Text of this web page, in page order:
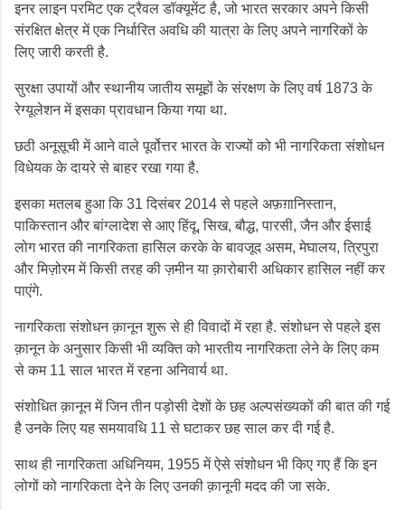
इनर लाइन परमिट एक ट्रैवल डॉक्यूमेंट है, जो भारत सरकार अपने किसी
संरक्षित क्षेत्र में एक निर्धारित अवधि की यात्रा के लिए अपने नागरिकों के
लिए जारी करती है.
सुरक्षा उपायों और स्थानीय जातीय समूहों के संरक्षण के लिए वर्ष 1873 के
रेग्यूलेशन में इसका प्रावधान किया गया था.
छठी अनूसूची में आने वाले पूर्वोत्तर भारत के राज्यों को भी नागरिकता संशोधन
विधेयक के दायरे से बाहर रखा गया है.
इसका मतलब हुआ कि 31 दिसंबर 2014 से पहले अफ़ग़ानिस्तान,
पाकिस्तान और बांग्लादेश से आए हिंदू, सिख, बौद्ध, पारसी, जैन और ईसाई
लोग भारत की नागरिकता हासिल करके के बावजूद असम, मेघालय, त्रिपुरा
और मिज़ोरम में किसी तरह की ज़मीन या क़ारोबारी अधिकार हासिल नहीं कर
पाएंगे.
नागरिकता संशोधन क़ानून शुरू से ही विवादों में रहा है. संशोधन से पहले इस
क़ानून के अनुसार किसी भी व्यक्ति को भारतीय नागरिकता लेने के लिए कम
से कम 11 साल भारत में रहना अनिवार्य था.
संशोधित क़ानून में जिन तीन पड़ोसी देशों के छह अल्पसंख्यकों की बात की गई
है उनके लिए यह समयावधि 11 से घटाकर छह साल कर दी गई है.
साथ ही नागरिकता अधिनियम, 1955 में ऐसे संशोधन भी किए गए हैं कि इन
लोगों को नागरिकता देने के लिए उनकी क़ानूनी मदद की जा सके.